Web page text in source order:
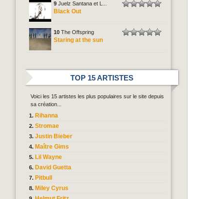
9 Juelz Santana et L...
Black Out
10 The Offspring
Staring at the sun
TOP 15 ARTISTES
Voici les 15 artistes les plus populaires sur le site depuis
sa création...
Rihanna
Stromae
Justin Bieber
Maître Gims
Lil Wayne
David Guetta
Pitbull
Miley Cyrus